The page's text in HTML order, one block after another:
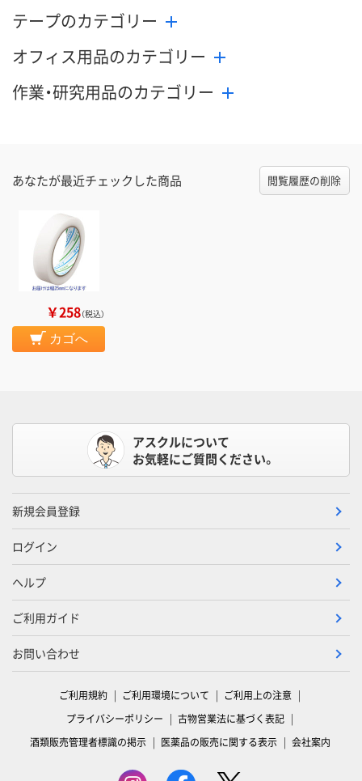
テープのカテゴリー
オフィス用品のカテゴリー
作業・研究用品のカテゴリー
あなたが最近チェックした商品 閲覧履歴の削除
￥258（税込）
カゴへ
アスクルについて
お気軽にご質問ください。
新規会員登録
ログイン
ヘルプ
ご利用ガイド
お問い合わせ
ご利用規約 ご利用環境について
ご利用上の注意
プライバシーポリシー
古物営業法に基づく表記
酒類販売管理者標識の掲示
医薬品の販売に関する表示 会社案内